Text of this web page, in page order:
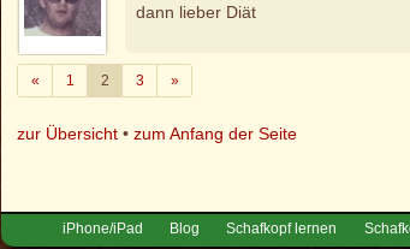
dann lieber Diät
«Zurück
1 2 3 »Weiter
zur Übersicht •zum Anfang der Seite
iPhone/iPad Blog Schafkopf lernen